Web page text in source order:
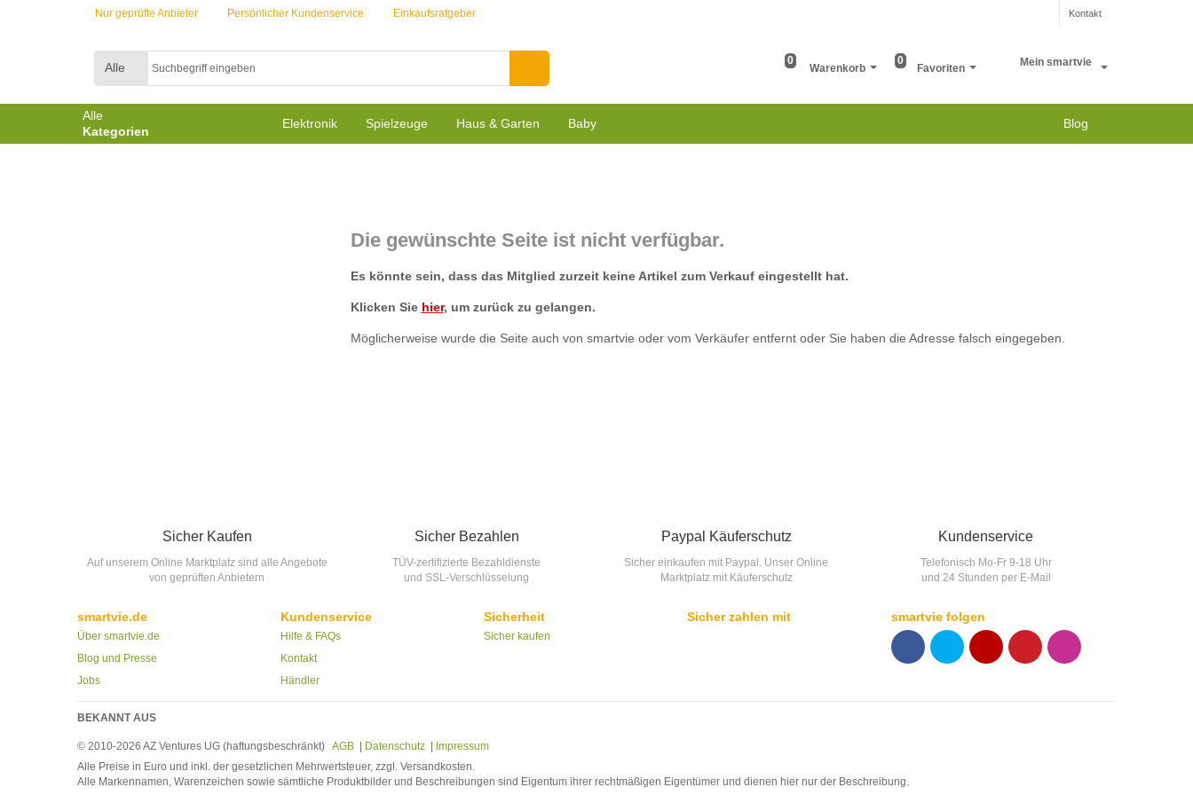
Nur geprüfte Anbieter Persönlicher Kundenservice Einkaufsratgeber Kontakt
Warenkorb
0 0
Favoriten Mein smartvie
Alle
Alle
Kategorien
Elektronik Spielzeuge Haus & Garten Baby Blog
Die gewünschte Seite ist nicht verfügbar.
Es könnte sein, dass das Mitglied zurzeit keine Artikel zum Verkauf eingestellt hat.
Klicken Sie hier, um zurück zu gelangen.
Möglicherweise wurde die Seite auch von smartvie oder vom Verkäufer entfernt oder Sie haben die Adresse falsch eingegeben.
Sicher Kaufen
Auf unserem Online Marktplatz sind alle Angebote
von geprüften Anbietern
Sicher Bezahlen
TÜV-zertifizierte Bezahldienste
und SSL-Verschlüsselung
Paypal Käuferschutz
Sicher einkaufen mit Paypal. Unser Online
Marktplatz mit Käuferschutz
Kundenservice
Telefonisch Mo-Fr 9-18 Uhr
und 24 Stunden per E-Mail
smartvie.de
Über smartvie.de
Blog und Presse
Jobs
Kundenservice
Hilfe & FAQs
Kontakt
Händler
Sicherheit
Sicher kaufen
Sicher zahlen mit smartvie folgen
BEKANNT AUS
© 2010-2026 AZ Ventures UG (haftungsbeschränkt) AGB Datenschutz
Impressum
Alle Preise in Euro und inkl. der gesetzlichen Mehrwertsteuer, zzgl. Versandkosten.
Alle Markennamen, Warenzeichen sowie sämtliche Produktbilder und Beschreibungen sind Eigentum ihrer rechtmäßigen Eigentümer und dienen hier nur der Beschreibung.